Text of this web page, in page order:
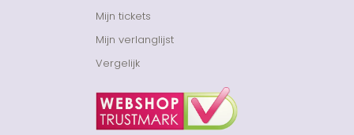
Mijn tickets
Mijn verlanglijst
Vergelijk